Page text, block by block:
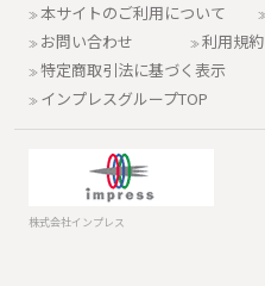
本サイトのご利用について
お問い合わせ
利用規約
特定商取引法に基づく表示
インプレスグループTOP
株式会社インプレス